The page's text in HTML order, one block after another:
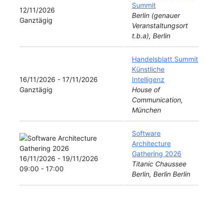
12/11/2026
Ganztägig
Summit
Berlin (genauer
Veranstaltungsort
t.b.a), Berlin
16/11/2026 - 17/11/2026
Ganztägig
Handelsblatt Summit
Künstliche
Intelligenz
House of
Communication,
München
16/11/2026 - 19/11/2026
09:00 - 17:00
Software
Architecture
Gathering 2026
Titanic Chaussee
Berlin, Berlin Berlin